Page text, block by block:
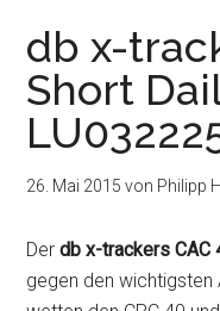
db x-
Short
26. Mai 2015 von Philipp
Derdb x-trackers CAC
gegen den wichtigsten